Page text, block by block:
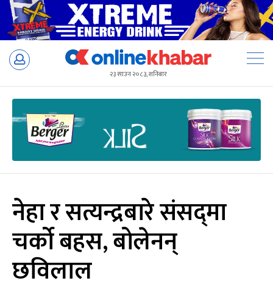
Skip
२३ साउन २०८३, शनिबार
नेहा र सत्यन्द्रबारे संसद्‌मा
चर्को बहस, बोलेनन्
छविलाल